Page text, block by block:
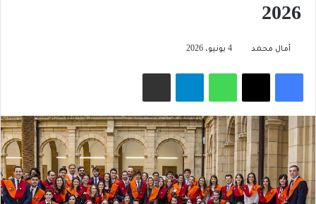
2026
أمال محمد 4 يونيو، 2026
فيسبوك‫X واتساب تيلقرام مشاركة عبر البريد